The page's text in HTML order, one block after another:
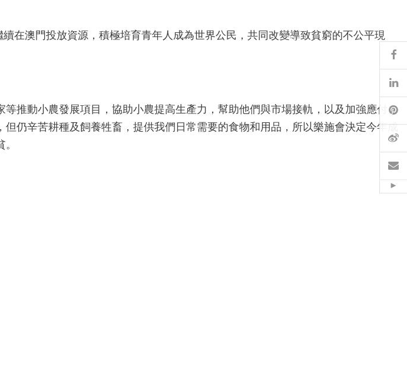
在澳門投放資源，積極培育青年人成為世界公民，共同改變導致貧窮的不公平現
推動小農發展項目，協助小農提高生產力，幫助他們與市場接軌，以及加強應付自
仍辛苦耕種及飼養牲畜，提供我們日常需要的食物和用品，所以樂施會決定今年成